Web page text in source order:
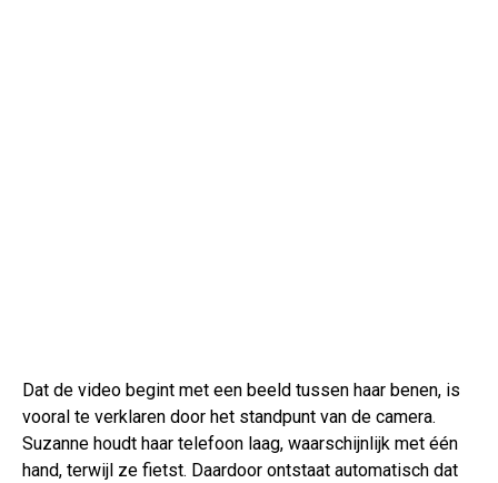
Dat de video begint met een beeld tussen haar benen, is
vooral te verklaren door het standpunt van de camera.
Suzanne houdt haar telefoon laag, waarschijnlijk met één
hand, terwijl ze fietst. Daardoor ontstaat automatisch dat